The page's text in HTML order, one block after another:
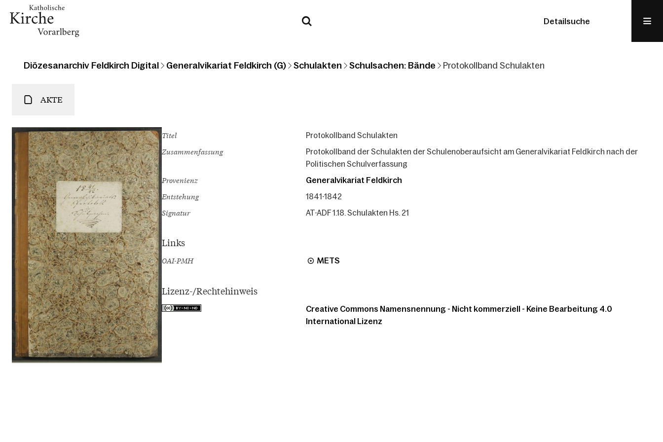
Detailsuche
Diözesanarchiv Feldkirch Digital Generalvikariat Feldkirch (G) Schulakten Schulsachen: Bände Protokollband Schulakten
AKTE
Titel Protokollband Schulakten
Zusammenfassung
Protokollband der Schulakten der Schulenoberaufsicht am Generalvikariat Feldkirch nach der
Politischen Schulverfassung
Provenienz Generalvikariat Feldkirch
Entstehung 1841-1842
Signatur AT-ADF 1.18. Schulakten Hs. 21
Links
OAI-PMH METS
Lizenz-/Rechtehinweis
Creative Commons Namensnennung - Nicht kommerziell - Keine Bearbeitung 4.0
International Lizenz